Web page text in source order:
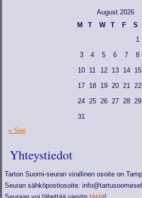
August 2026
M
T W T F S
1
3
4 5 6 7 8
10 11 12 13 14 15
17 18 19 20 21 22
24 25 26 27 28 29
31
« Sep
Yhteystiedot
Tarton Suomi-seuran virallinen osoite on
Seuran sähköpostiosoite: